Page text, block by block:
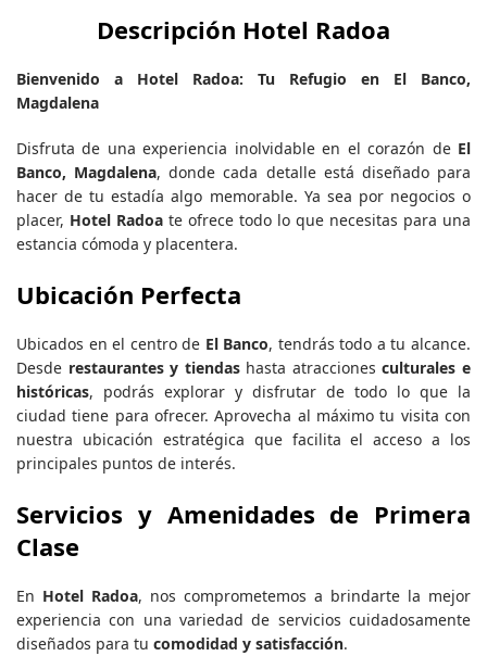
Descripción Hotel Radoa
Bienvenido a Hotel Radoa: Tu Refugio en El Banco,
Magdalena
Disfruta de una experiencia inolvidable en el corazón de El
Banco, Magdalena, donde cada detalle está diseñado para
hacer de tu estadía algo memorable. Ya sea por negocios o
placer, Hotel Radoa te ofrece todo lo que necesitas para una
estancia cómoda y placentera.
Ubicación Perfecta
Ubicados en el centro de El Banco, tendrás todo a tu alcance.
Desde restaurantes y tiendashasta atraccionesculturales e
históricas, podrás explorar y disfrutar de todo lo que la
ciudad tiene para ofrecer. Aprovecha al máximo tu visita con
nuestra ubicación estratégica que facilita el acceso a los
principales puntos de interés.
Servicios y Amenidades de Primera
Clase
En Hotel Radoa, nos comprometemos a brindarte la mejor
experiencia con una variedad de servicios cuidadosamente
diseñados para tu comodidad y satisfacción.